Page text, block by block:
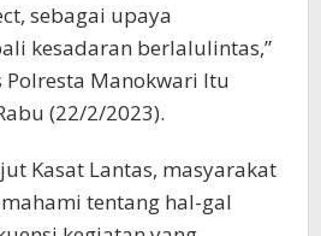
sebagai upaya
kesadaran berlalulintas,”
Polresta Manokwari Itu
(22/2/2023).
Kasat Lantas, masyarakat
tentang hal-gal